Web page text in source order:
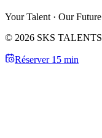
Your Talent · Our Future
© 2026 SKS TALENTS
Réserver 15 min